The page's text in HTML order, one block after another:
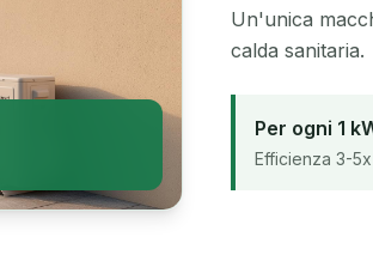
Un'unica
calda sanitaria.
Per ogni 1
Efficienza 3-